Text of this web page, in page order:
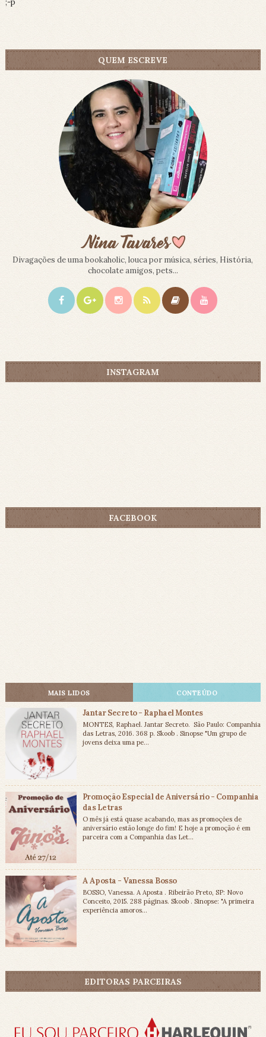
QUEM ESCREVE
Divagações de uma bookaholic, louca por música, séries, História,
chocolate amigos, pets...
INSTAGRAM
FACEBOOK
MAIS LIDOS CONTEÚDO
Jantar Secreto - Raphael Montes
MONTES, Raphael. Jantar Secreto. São Paulo: Companhia
das Letras, 2016. 368 p. Skoob . Sinopse "Um grupo de
jovens deixa uma pe...
Promoção Especial de Aniversário - Companhia
das Letras
O mês já está quase acabando, mas as promoções de
aniversário estão longe do fim! E hoje a promoção é em
parceira com a Companhia das Let...
A Aposta - Vanessa Bosso
BOSSO, Vanessa. A Aposta . Ribeirão Preto, SP: Novo
Conceito, 2015. 288 páginas. Skoob . Sinopse: "A primeira
experiência amoros...
EDITORAS PARCEIRAS